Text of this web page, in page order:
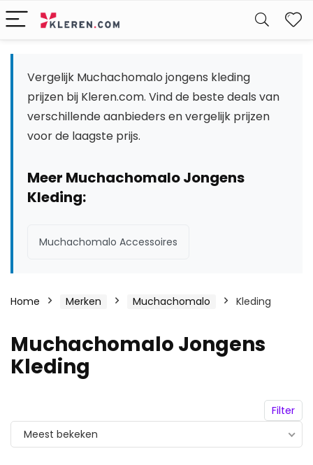
Vergelijk Muchachomalo jongens kleding
prijzen bij Kleren.com. Vind de beste deals van
verschillende aanbieders en vergelijk prijzen
voor de laagste prijs.
Meer Muchachomalo Jongens
Kleding:
Muchachomalo Accessoires
Home Merken Muchachomalo Kleding
Muchachomalo Jongens
Kleding
Filter
Meest bekeken